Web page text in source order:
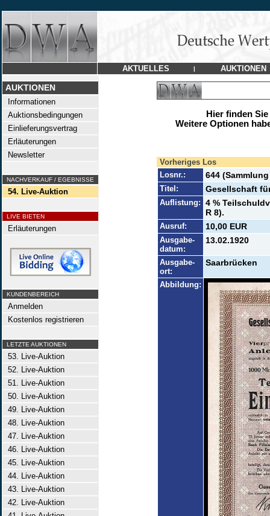
AKTUELLES | AUKTIONEN
AUKTIONEN
Informationen
Auktionsbedingungen
Einlieferungsvertrag
Erläuterungen
Newsletter
NACHVERKAUF / EGEBNISSE
54. Live-Auktion
LIVE BIETEN
Erläuterungen
KUNDENBEREICH
Anmelden
Kostenlos registrieren
LETZTE AUKTIONEN
53. Live-Auktion
52. Live-Auktion
51. Live-Auktion
50. Live-Auktion
49. Live-Auktion
48. Live-Auktion
47. Live-Auktion
46. Live-Auktion
45. Live-Auktion
44. Live-Auktion
43. Live-Auktion
42. Live-Auktion
Hier finden
Weitere Optionen
Vorheriges Los
Losnr.:
644
Titel: Gesellschaft
Auflistung: 4 %
R 8).
Ausruf: 10,00 EUR
Ausgabe-
datum:
13.02.1920
Ausgabe-
ort:
Saarbrücken
Abbildung: